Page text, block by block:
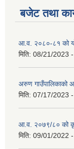
बजेट तथा
आ.व. २०८०-८१ को
मिति: 08/21/2023
अरुण गाउँपालिकाको
मिति: 07/17/2023
आ.व. २०७९/८० को
मिति: 09/01/2022